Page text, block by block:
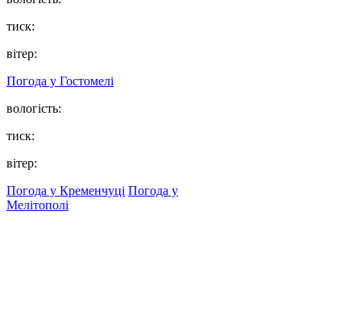
тиск:
вітер:
Погода у Гостомелі
вологість:
тиск:
вітер:
Погода у Кременчуці Погода у
Мелітополі